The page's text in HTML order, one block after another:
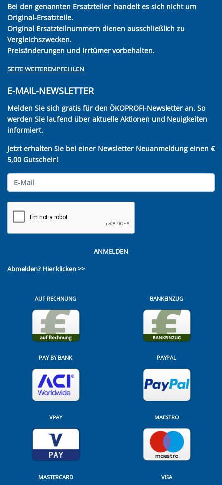
Bei den genannten Ersatzteilen handelt es sich nicht um
Original-Ersatzteile.
Original Ersatzteilnummern dienen ausschließlich zu
Vergleichszwecken.
Preisänderungen und Irrtümer vorbehalten.
SEITE WEITEREMPFEHLEN
E-MAIL-NEWSLETTER
Melden Sie sich gratis für den ÖKOPROFI-Newsletter an. So
werden Sie laufend über aktuelle Aktionen und Neuigkeiten
informiert.
Jetzt erhalten Sie bei einer Newsletter Neuanmeldung einen €
5,00 Gutschein!
ANMELDEN
Abmelden? Hier klicken >>
AUF RECHNUNG BANKEINZUG
PAY BY BANK PAYPAL
VPAY MAESTRO
MASTERCARD VISA